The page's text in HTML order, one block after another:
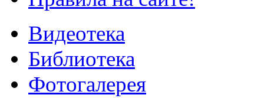
Видеотека
Библиотека
Фотогалерея